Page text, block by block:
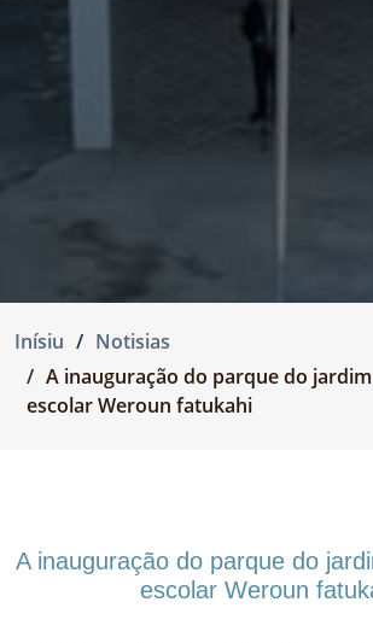
Inísiu
Notisias
A inauguração do parque do
escolar Weroun fatukahi
A inauguração do parque do
escolar Weroun